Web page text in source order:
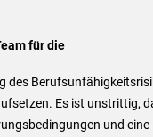
für die
des
Es ist unstrittig,
und eine